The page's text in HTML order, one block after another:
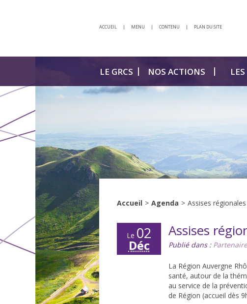
ACCUEIL | MENU | CONTENU | PLAN DU SITE
LE GRCS NOS ACTIONS
Accueil > Agenda > Assises
Le 02
Déc
Assises
Publié dans :
La Région Auvergne
santé, autour de la
au service de la
de Région (accueil dès